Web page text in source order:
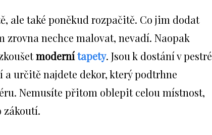
ale také poněkud rozpačitě. Co jim dodat
zrovna nechce malovat, nevadí. Naopak
modernítapety. Jsou k dostání v pestré
a určitě najdete dekor, který podtrhne
Nemusíte přitom oblepit celou místnost,
zákoutí.